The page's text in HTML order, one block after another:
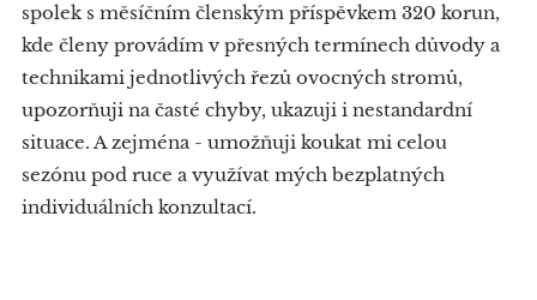
spolek s měsíčním členským příspěvkem 320 korun,
kde členy provádím v přesných termínech důvody a
technikami jednotlivých řezů ovocných stromů,
upozorňuji na časté chyby, ukazuji i nestandardní
situace. A zejména - umožňuji koukat mi celou
sezónu pod ruce a využívat mých bezplatných
individuálních konzultací.